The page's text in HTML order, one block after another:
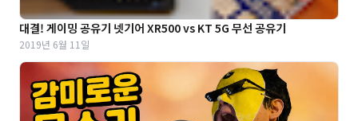
대결! 게이밍 공유기 넷기어 XR500 vs KT 5G 무선 공유기
2019년 6월 11일